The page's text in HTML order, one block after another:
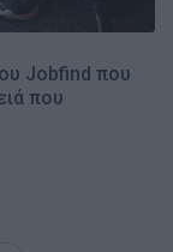
Jobfind που
που